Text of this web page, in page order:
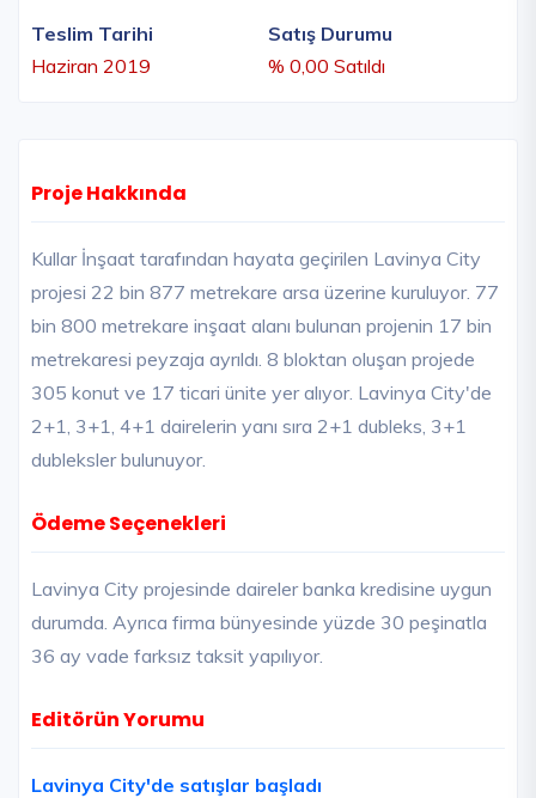
Teslim Tarihi
Haziran 2019
Satış Durumu
% 0,00 Satıldı
Proje Hakkında
Kullar İnşaat tarafından hayata geçirilen Lavinya City
projesi 22 bin 877 metrekare arsa üzerine kuruluyor. 77
bin 800 metrekare inşaat alanı bulunan projenin 17 bin
metrekaresi peyzaja ayrıldı. 8 bloktan oluşan projede
305 konut ve 17 ticari ünite yer alıyor. Lavinya City'de
2+1, 3+1, 4+1 dairelerin yanı sıra 2+1 dubleks, 3+1
dubleksler bulunuyor.
Ödeme Seçenekleri
Lavinya City projesinde daireler banka kredisine uygun
durumda. Ayrıca firma bünyesinde yüzde 30 peşinatla
36 ay vade farksız taksit yapılıyor.
Editörün Yorumu
Lavinya City'de satışlar başladı